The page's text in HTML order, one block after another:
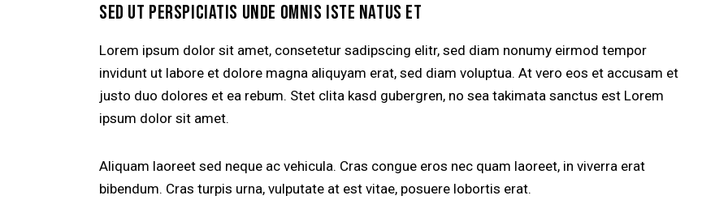
SED UT PERSPICIATIS UNDE OMNIS ISTE NATUS ET
Lorem ipsum dolor sit amet, consetetur sadipscing elitr, sed diam nonumy eirmod tempor
invidunt ut labore et dolore magna aliquyam erat, sed diam voluptua. At vero eos et accusam et
justo duo dolores et ea rebum. Stet clita kasd gubergren, no sea takimata sanctus est Lorem
ipsum dolor sit amet.
Aliquam laoreet sed neque ac vehicula. Cras congue eros nec quam laoreet, in viverra erat
bibendum. Cras turpis urna, vulputate at est vitae, posuere lobortis erat.